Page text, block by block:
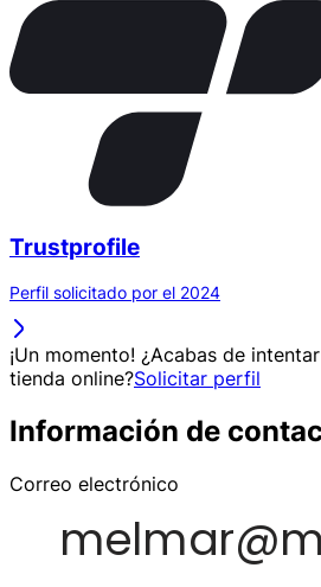
Trustprofile
Perfil solicitado por el 2024
¡Un momento! ¿Acabas de
tienda online?Solicitar perfil
Información de
Correo electrónico